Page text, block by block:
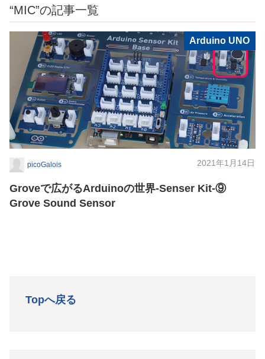
“MIC”の記事一覧
Arduino UNO
picoGalois 2021年1月14日
Groveで広がるArduinoの世界-Senser Kit-⑨
Grove Sound Sensor
Topへ戻る